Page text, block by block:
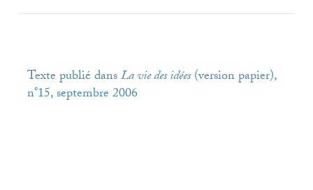
Texte publié dansLa vie des idées(version papier),
n°15, septembre 2006